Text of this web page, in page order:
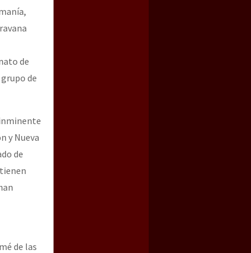
de
de
y Nueva
de
de las